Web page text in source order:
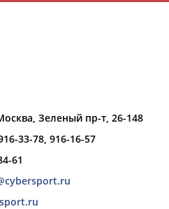
Зеленый пр-т, 26-148
33-78, 916-16-57
61